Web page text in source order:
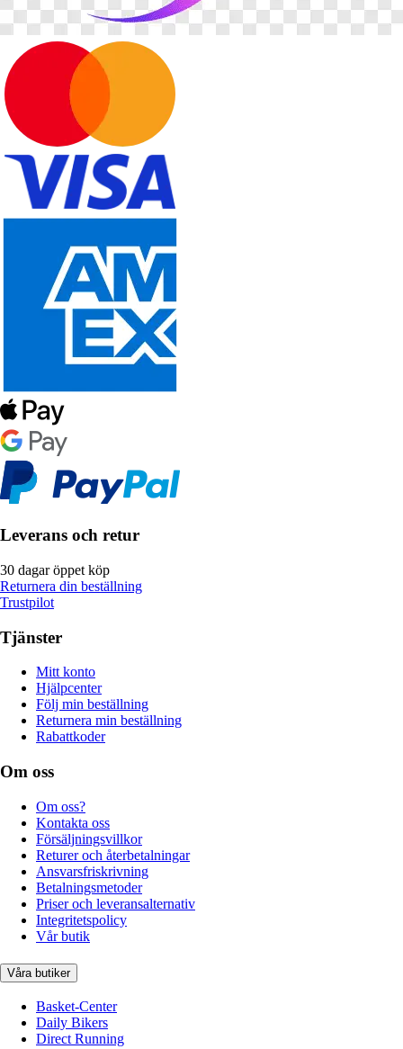
Leverans och retur
30 dagar öppet köp
Returnera din beställning
Trustpilot
Tjänster
Mitt konto
Hjälpcenter
Följ min beställning
Returnera min beställning
Rabattkoder
Om oss
Om oss?
Kontakta oss
Försäljningsvillkor
Returer och återbetalningar
Ansvarsfriskrivning
Betalningsmetoder
Priser och leveransalternativ
Integritetspolicy
Vår butik
Våra butiker
Basket-Center
Daily Bikers
Direct Running